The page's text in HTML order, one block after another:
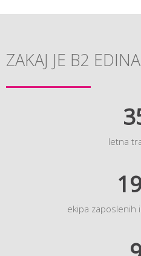
ZAKAJ JE B2
letna
ekipa zaposlenih